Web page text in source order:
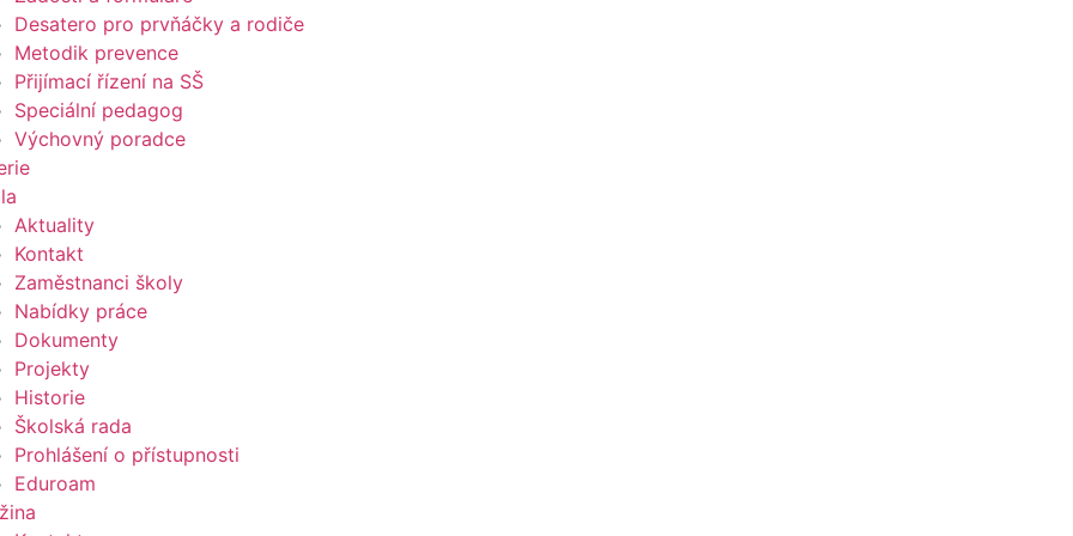
Desatero pro prvňáčky a rodiče
Metodik prevence
Přijímací řízení na SŠ
Speciální pedagog
Výchovný poradce
Aktuality
Kontakt
Zaměstnanci školy
Nabídky práce
Dokumenty
Projekty
Historie
Školská rada
Prohlášení o přístupnosti
Eduroam